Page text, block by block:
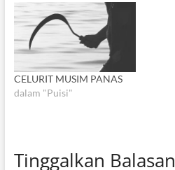
CELURIT MUSIM PANAS
dalam "Puisi"
Tinggalkan Balasan